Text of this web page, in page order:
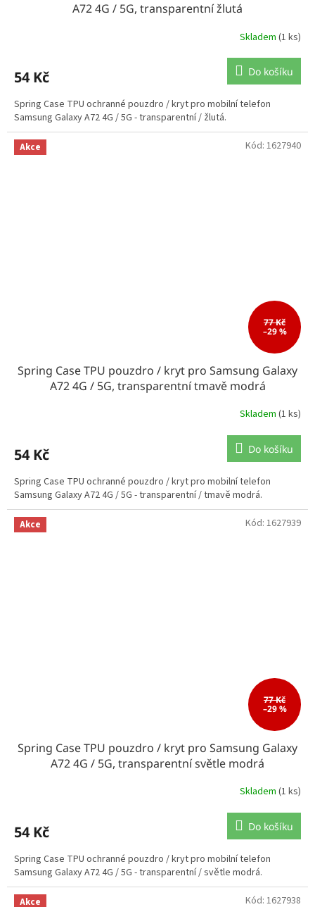
A72 4G / 5G, transparentní žlutá
Skladem (1 ks)
54 Kč Do košíku
Spring Case TPU ochranné pouzdro / kryt pro mobilní telefon
Samsung Galaxy A72 4G / 5G - transparentní / žlutá.
Akce
77 Kč
–29 %
Spring Case TPU pouzdro / kryt pro Samsung Galaxy
A72 4G / 5G, transparentní tmavě modrá
Skladem (1 ks)
54 Kč Do košíku
Spring Case TPU ochranné pouzdro / kryt pro mobilní telefon
Samsung Galaxy A72 4G / 5G - transparentní / tmavě modrá.
Kód: 1627940
Akce
77 Kč
–29 %
Spring Case TPU pouzdro / kryt pro Samsung Galaxy
A72 4G / 5G, transparentní světle modrá
Skladem (1 ks)
54 Kč Do košíku
Spring Case TPU ochranné pouzdro / kryt pro mobilní telefon
Samsung Galaxy A72 4G / 5G - transparentní / světle modrá.
Kód: 1627939
Akce Kód: 1627938